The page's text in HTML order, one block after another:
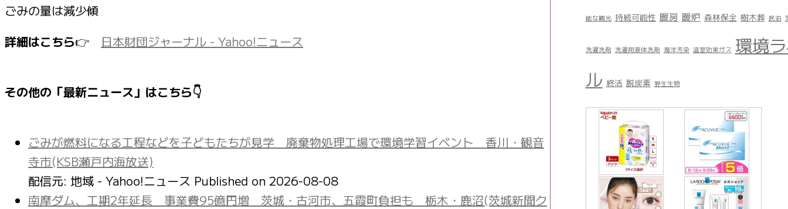
ごみの量は減少傾
詳細はこちら👉 日本財団ジャーナル - Yahoo!ニュース
その他の「最新ニュース」はこちら👇
ごみが燃料になる工程などを子どもたちが見学 廃棄物処理工場で環境学習イベント 香川・観音
寺市(KSB瀬戸内海放送)
配信元: 地域 - Yahoo!ニュース Published on 2026-08-08
南摩ダム、工期2年延長 事業費95億円増 茨城・古河市、五霞町負担も 栃木・鹿沼(茨城新聞ク
能な観光 持続可能性 暖房 暖炉 森林保全 樹木葬 民泊
洗濯洗剤 洗濯用液体洗剤 海洋汚染 温室効果ガス 環境
ル 終活 脱炭素 野生生物